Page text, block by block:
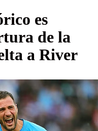
es
de la
a River